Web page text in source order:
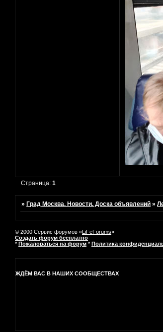
Страница:1
»Град Москва. Новости. Доска объявлений »
© 2000 Сервис форумов «LiFeForums»
Создать форум бесплатно
* Пожаловаться на форум * Политика
ЖДЁМ ВАС В НАШИХ СООБЩЕСТВАХ